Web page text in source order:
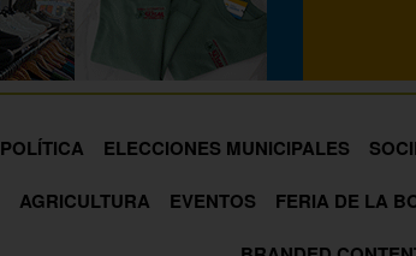
POLÍTICA ELECCIONES MUNICIPALES
AGRICULTURA
EVENTOS FERIA DE LA